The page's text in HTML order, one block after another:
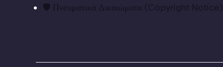
🛡️ Πνευματικά Δικαιώματα (Copyright Notice)